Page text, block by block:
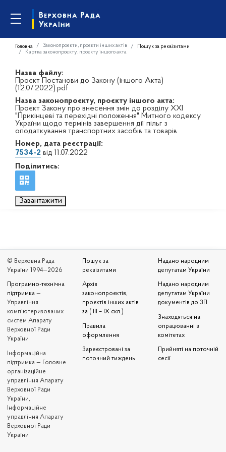
Головна Законопроєкти, проєкти інших актів
Пошук за реквізитами
Картка законопроєкту, проєкту іншого акта
Назва файлу:
Проєкт Постанови до Закону (іншого Акта)
(12.07.2022).pdf
Назва законопроєкту, проєкту іншого акта:
Проєкт Закону про внесення змін до розділу XXI
"Прикінцеві та перехідні положення" Митного кодексу
України щодо термінів завершення дії пільг з
оподаткування транспортних засобів та товарів
Номер, дата реєстрації:
7534-2 від 11.07.2022
Поділитись:
Завантажити
© Верховна Рада
України 1994—2026
Програмно-технічна
підтримка —
Управління
комп'ютеризованих
систем Апарату
Верховної Ради
України
Iнформаційна
підтримка — Головне
організаційне
управління Апарату
Верховної Ради
України,
Інформаційне
управління Апарату
Верховної Ради
України
Пошук за
реквізитами
Архів
законопроєктів,
проєктів інших актів
за ( III – IX скл.)
Правила
оформлення
Зареєстровані за
поточний тиждень
Надано народним
депутатам України
Надано народним
депутатам України
документів до ЗП
Знаходяться на
опрацюванні в
комітетах
Прийняті на поточній
сесії